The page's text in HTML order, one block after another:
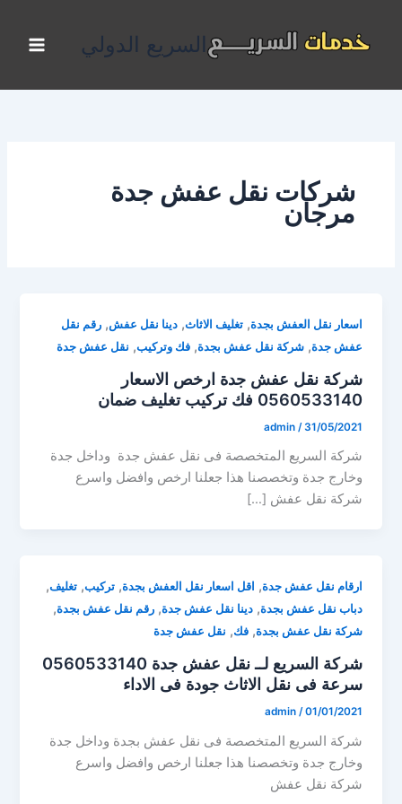
المحتوى
السريع الدولي
شركات نقل عفش جدة
مرجان
اسعار نقل العفش بجدة,تغليف الاثاث,دينا نقل عفش,رقم نقل
عفش جدة,شركة نقل عفش بجدة,فك وتركيب, نقل عفش جدة
شركة نقل عفش جدة ارخص الاسعار
0560533140 فك تركيب تغليف ضمان
admin /31/05/2021
شركة السريع المتخصصة فى نقل عفش جدة وداخل جدة
وخارج جدة وتخصصنا هذا جعلنا ارخص وافضل واسرع
شركة نقل عفش […]
ارقام نقل عفش جدة, اقل اسعار نقل العفش بجدة,تركيب,تغليف,
دباب نقل عفش بجدة,دينا نقل عفش جدة,رقم نقل عفش بجدة,
شركة نقل عفش بجدة,فك, نقل عفش جدة
شركة السريع لــ نقل عفش جدة 0560533140
سرعة فى نقل الاثاث جودة فى الاداء
admin /01/01/2021
شركة السريع المتخصصة فى نقل عفش بجدة وداخل جدة
وخارج جدة وتخصصنا هذا جعلنا ارخص وافضل واسرع
شركة نقل عفش